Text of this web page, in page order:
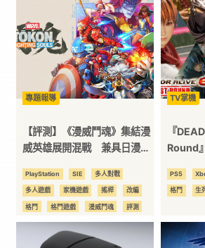
漫
二
次
元
｜
3C
專題報導
【評測】《漫威鬥魂》集結漫
威英雄展開混戰 兼具日漫美
PlayStation SIE 多人對戰
多人遊戲 家機遊戲 搖桿 改編
格鬥 格鬥遊戲 漫威鬥魂 評測
TV掌機
『
Round
片！～
「
PS5
格鬥 生